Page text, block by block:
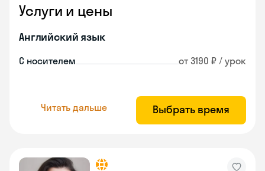
Услуги и цены
Английский язык
С носителем от 3190 ₽ / урок
Читать дальше Выбрать время